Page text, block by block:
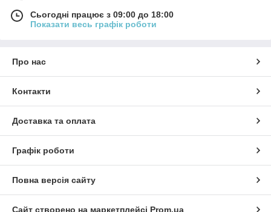
Сьогодні працює з 09:00 до 18:00
Показати весь графік роботи
Про нас
Контакти
Доставка та оплата
Графік роботи
Повна версія сайту
Сайт створено на маркетплейсі Prom.ua